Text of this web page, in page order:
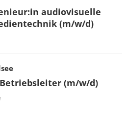
audiovisuelle
(m/w/d)
(m/w/d)